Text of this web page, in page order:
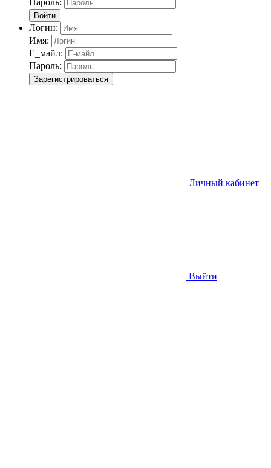
Пароль:
Войти
Логин:
Имя:
Е_майл:
Пароль:
Зарегистрироваться
Личный кабинет
Выйти